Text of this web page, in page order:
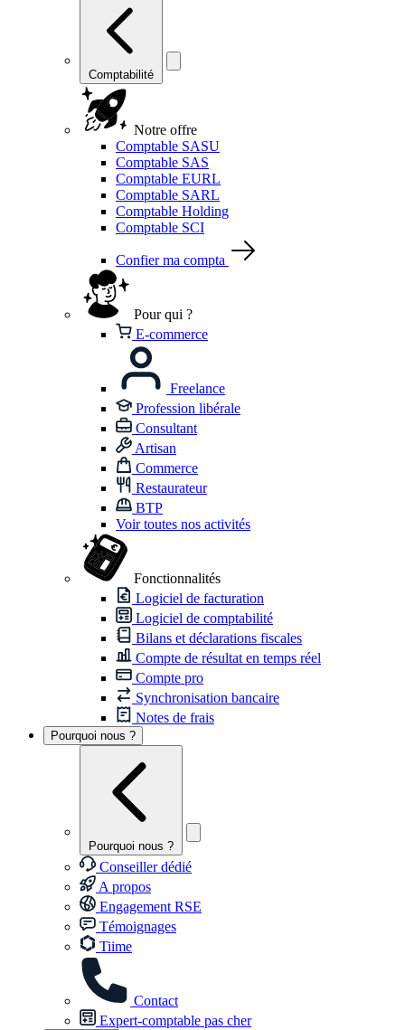
Comptabilité
Notre offre
Comptable SASU
Comptable SAS
Comptable EURL
Comptable SARL
Comptable Holding
Comptable SCI
Confier ma compta
Pour qui ?
E-commerce
Freelance
Profession libérale
Consultant
Artisan
Commerce
Restaurateur
BTP
Voir toutes nos activités
Fonctionnalités
Logiciel de facturation
Logiciel de comptabilité
Bilans et déclarations fiscales
Compte de résultat en temps réel
Compte pro
Synchronisation bancaire
Notes de frais
Pourquoi nous ?
Pourquoi nous ?
Conseiller dédié
A propos
Engagement RSE
Témoignages
Tiime
Contact
Expert-comptable pas cher